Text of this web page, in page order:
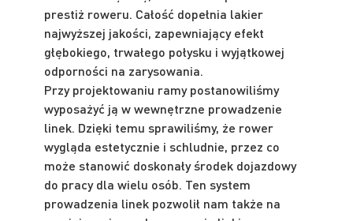
prestiż roweru. Całość dopełnia lakier
najwyższej jakości, zapewniający efekt
głębokiego, trwałego połysku i wyjątkowej
odporności na zarysowania.
Przy projektowaniu ramy postanowiliśmy
wyposażyć ją w wewnętrzne prowadzenie
linek. Dzięki temu sprawiliśmy, że rower
wygląda estetycznie i schludnie, przez co
może stanowić doskonały środek dojazdowy
do pracy dla wielu osób. Ten system
prowadzenia linek pozwolił nam także na